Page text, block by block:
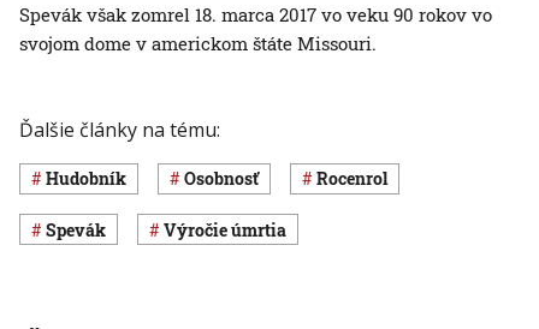
Spevák však zomrel 18. marca 2017 vo veku 90 rokov vo
svojom dome v americkom štáte Missouri.
Ďalšie články na tému:
hudobník osobnosť rocenrol
spevák výročie úmrtia